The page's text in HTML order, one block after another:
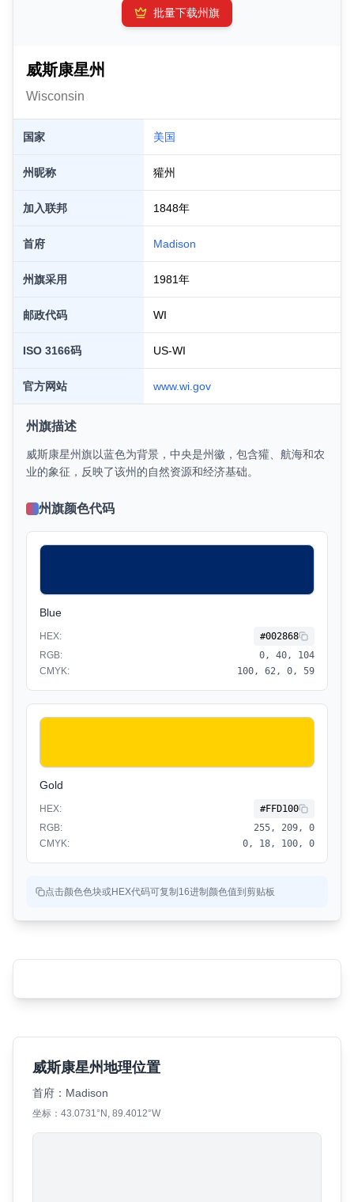
批量下载州旗
威斯康星州
Wisconsin
国家 美国
州昵称 獾州
加入联邦 1848年
首府 Madison
州旗采用 1981年
邮政代码 WI
ISO 3166码 US-WI
官方网站 www.wi.gov
州旗描述
威斯康星州旗以蓝色为背景，中央是州徽，包含獾、航海和农
业的象征，反映了该州的自然资源和经济基础。
州旗颜色代码
Blue
HEX:
#002868
RGB:
0, 40, 104
CMYK:
100, 62, 0, 59
Gold
HEX:
#FFD100
RGB:
255, 209, 0
CMYK:
0, 18, 100, 0
点击颜色色块或HEX代码可复制16进制颜色值到剪贴板
威斯康星州地理位置
首府： Madison
坐标： 43.0731°N, 89.4012°W